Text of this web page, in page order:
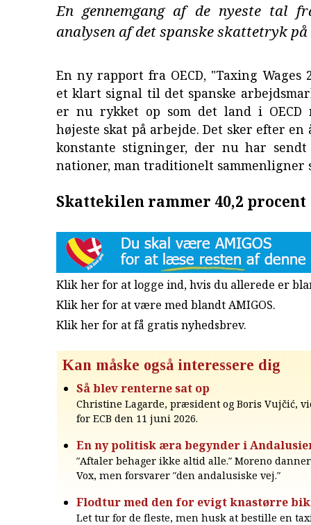
En gennemgang af de nyeste tal
analysen af det spanske skattetryk på
En ny rapport fra OECD, "Taxing Wages
et klart signal til det spanske
er nu rykket op som det land i OECD
højeste skat på arbejde. Det sker efter
konstante stigninger, der nu har
nationer, man traditionelt sammenligner
Skattekilen rammer 40,2 procent
Klik her for at logge ind, hvis du allerede er
Klik her for at være med blandt AMIGOS.
Klik her for at få gratis nyhedsbrev.
Kan måske også interessere dig
Så blev renterne sat op
Christine Lagarde, præsident og Boris Vujčić,
for ECB den 11 juni 2026.
En ny politisk æra begynder i
″Aftaler behager ikke altid alle.″ Moreno
Vox, men forsvarer ″den andalusiske vej.″
Flodtur med den for evigt knastørre
Let tur for de fleste, men husk at bestille en